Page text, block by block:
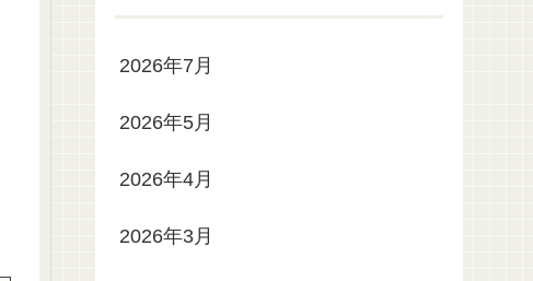
2026年7月
2026年5月
2026年4月
2026年3月